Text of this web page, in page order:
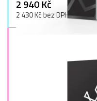
2 940 Kč
2 430 Kč bez DPH